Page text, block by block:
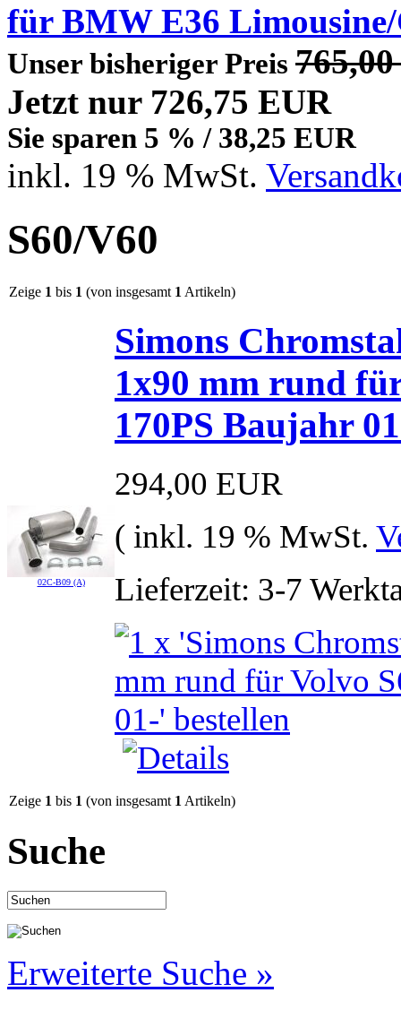
für BMW E36
Unser bisheriger Preis
Jetzt nur 726,75 EUR
Sie sparen 5 % / 38,25 EUR
inkl. 19 % MwSt.
S60/V60
Zeige 1 bis 1 (von insgesamt 1 Artikeln)
02C-B09 (A)
Simons
1x90 mm rund
170PS Baujahr
294,00 EUR
( inkl. 19 % MwSt.
Lieferzeit: 3-7
Zeige 1 bis 1 (von insgesamt 1 Artikeln)
Suche
Erweiterte Suche »